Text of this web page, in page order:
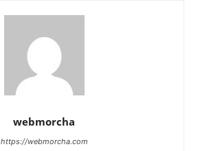
webmorcha
https://webmorcha.com